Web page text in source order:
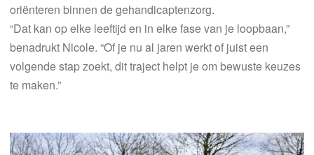
oriënteren binnen de gehandicaptenzorg.
“Dat kan op elke leeftijd en in elke fase van je loopbaan,”
benadrukt Nicole. “Of je nu al jaren werkt of juist een
volgende stap zoekt, dit traject helpt je om bewuste keuzes
te maken.”